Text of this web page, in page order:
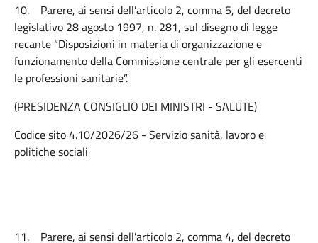
10. Parere, ai sensi dell’articolo 2, comma 5, del decreto
legislativo 28 agosto 1997, n. 281, sul disegno di legge
recante “Disposizioni in materia di organizzazione e
funzionamento della Commissione centrale per gli esercenti
le professioni sanitarie”.
(PRESIDENZA CONSIGLIO DEI MINISTRI - SALUTE)
Codice sito 4.10/2026/26 - Servizio sanità, lavoro e
politiche sociali
11. Parere, ai sensi dell’articolo 2, comma 4, del decreto